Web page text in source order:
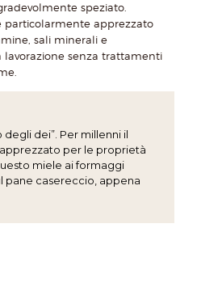
speziato.
particolarmente apprezzato
sali minerali e
senza trattamenti
dei”. Per millenni il
per le proprietà
miele ai formaggi
pane casereccio, appena